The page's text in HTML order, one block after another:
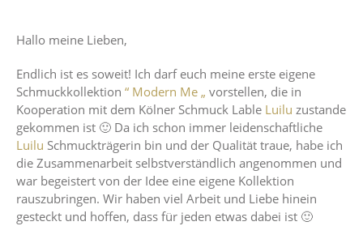
Hallo meine Lieben,
Endlich ist es soweit! Ich darf euch meine erste eigene
Schmuckkollektion “ Modern Me „ vorstellen, die in
Kooperation mit dem Kölner Schmuck Lable Luilu zustande
gekommen ist 🙂 Da ich schon immer leidenschaftliche
Luilu Schmuckträgerin bin und der Qualität traue, habe ich
die Zusammenarbeit selbstverständlich angenommen und
war begeistert von der Idee eine eigene Kollektion
rauszubringen. Wir haben viel Arbeit und Liebe hinein
gesteckt und hoffen, dass für jeden etwas dabei ist 🙂